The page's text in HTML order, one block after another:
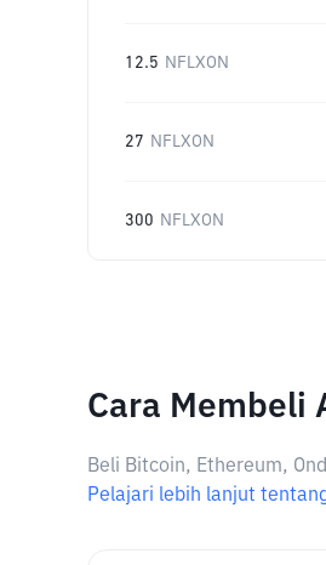
12.5 NFLXON
27 NFLXON
300 NFLXON
Cara Membeli
Beli Bitcoin, Ethereum,
Pelajari lebih lanjut